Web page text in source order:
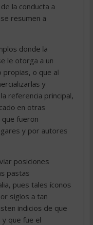
la conducta a
resumen a
donde la
le otorga a un
o que al
y
referencia principal,
en otras
fueron
y por autores
posiciones
pastas
pues tales íconos
siglos a tan
indicios de que
que fue el